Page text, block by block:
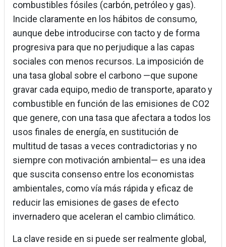
combustibles fósiles (carbón, petróleo y gas).
Incide claramente en los hábitos de consumo,
aunque debe introducirse con tacto y de forma
progresiva para que no perjudique a las capas
sociales con menos recursos. La imposición de
una tasa global sobre el carbono —que supone
gravar cada equipo, medio de transporte, aparato y
combustible en función de las emisiones de CO2
que genere, con una tasa que afectara a todos los
usos finales de energía, en sustitución de
multitud de tasas a veces contradictorias y no
siempre con motivación ambiental— es una idea
que suscita consenso entre los economistas
ambientales, como vía más rápida y eficaz de
reducir las emisiones de gases de efecto
invernadero que aceleran el cambio climático.
La clave reside en si puede ser realmente global,